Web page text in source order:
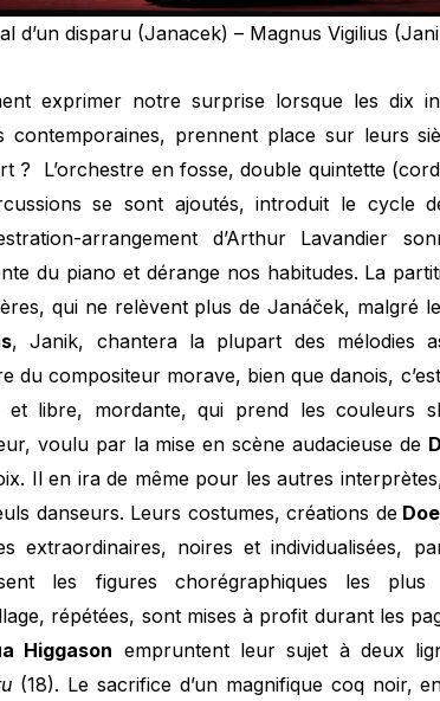
d’un disparu (Janacek) – Magnus Vigilius
exprimer notre surprise lorsque les dix
contemporaines, prennent place sur leurs
? L’orchestre en fosse, double quintette
se sont ajoutés, introduit le cycle
arrangement d’Arthur Lavandier
du piano et dérange nos habitudes. La
qui ne relèvent plus de Janáček, malgré
, Janik, chantera la plupart des mélodies
du compositeur morave, bien que danois,
et libre, mordante, qui prend les couleurs
voulu par la mise en scène audacieuse de
Il en ira de même pour les autres
danseurs. Leurs costumes, créations de
extraordinaires, noires et individualisées,
les figures chorégraphiques les plus
répétées, sont mises à profit durant les
Higgason empruntent leur sujet à deux
(18). Le sacrifice d’un magnifique coq noir,